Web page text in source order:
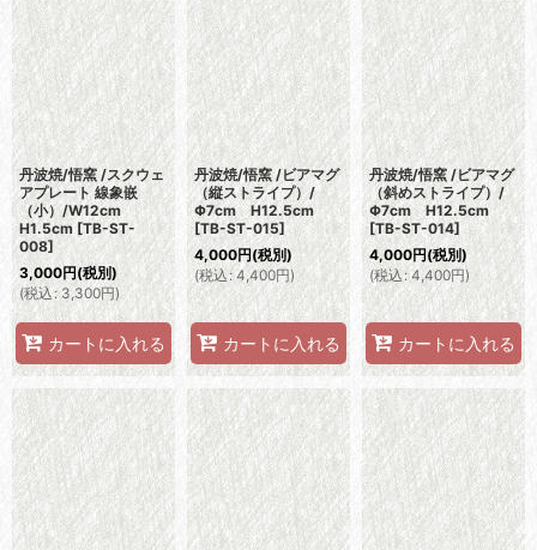
並び順 :
絞り込む
丹波焼/悟窯 /スクウェ
アプレート 線象嵌
（小）/W12cm
H1.5cm [TB-ST-
008]
3,000円(税別)
(税込: 3,300円)
カートに入れる
丹波焼/悟窯 /ビアマグ
（縦ストライプ）/
Φ7cm H12.5cm
[TB-ST-015]
4,000円(税別)
(税込: 4,400円)
カートに入れる
丹波焼/悟窯 /ビアマグ
（斜めストライプ）/
Φ7cm H12.5cm
[TB-ST-014]
4,000円(税別)
(税込: 4,400円)
カートに入れる